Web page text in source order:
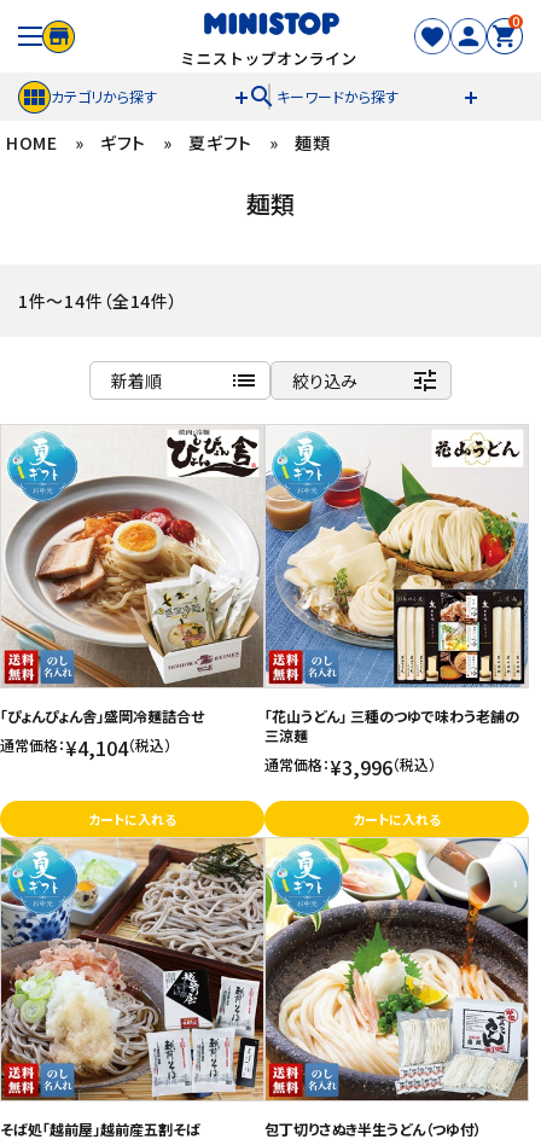
0
カテゴリから探す search キーワードから探す
ACCOUNT MENU
セール商品
カテゴリから探す
スイーツ
お菓子
飲料
酒類
日用品
セール
フードロス
ペット用品
SHOP GUIDE
ご利用ガイド
お問い合わせ
HOME » ギフト » 夏ギフト » 麺類
麺類
1件～14件（全14件）
新着順 list
商品名
発売日順
価格が安い
価格が高い
お気に入り登録数
絞り込み tune
「ぴょんぴょん舎」盛岡冷麺詰合せ
通常価格：¥4,104（税込）
カートに入れる
「花山うどん」 三種のつゆで味わう老舗の
三涼麺
通常価格：¥3,996（税込）
カートに入れる
そば処「越前屋」越前産五割そば
包丁切りさぬき半生うどん（つゆ付）